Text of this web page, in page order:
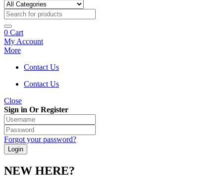
0 Cart
My Account
More
Contact Us
Contact Us
Close
Sign in Or Register
Forgot your password?
NEW HERE?